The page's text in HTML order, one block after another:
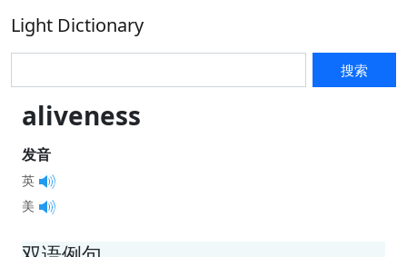
Light Dictionary
搜索
aliveness
发音
英
美